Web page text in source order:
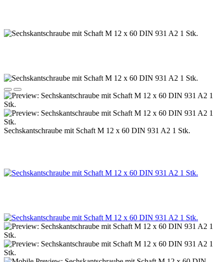
Sechskantschraube mit Schaft M 12 x 60 DIN 931 A2 1 Stk.